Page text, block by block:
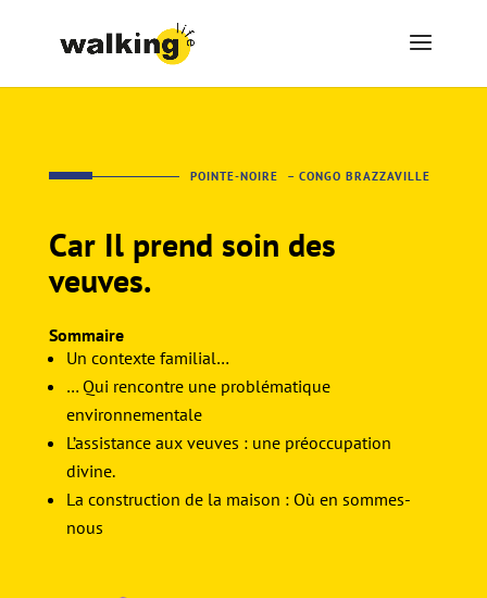
POINTE-NOIRE – CONGO BRAZZAVILLE
Car Il prend soin des
veuves.
Sommaire
Un contexte familial…
… Qui rencontre une problématique
environnementale
L’assistance aux veuves : une préoccupation
divine.
La construction de la maison : Où en sommes-
nous